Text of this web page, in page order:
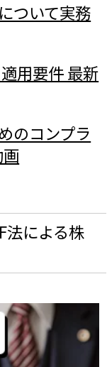
ついて実務
用要件 最新
のコンプラ
法による株